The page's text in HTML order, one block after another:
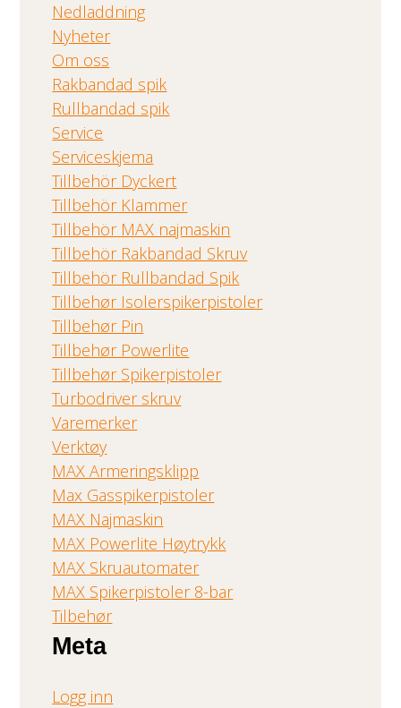
Nedladdning
Nyheter
Om oss
Rakbandad spik
Rullbandad spik
Service
Serviceskjema
Tillbehör Dyckert
Tillbehör Klammer
Tillbehör MAX najmaskin
Tillbehör Rakbandad Skruv
Tillbehör Rullbandad Spik
Tillbehør Isolerspikerpistoler
Tillbehør Pin
Tillbehør Powerlite
Tillbehør Spikerpistoler
Turbodriver skruv
Varemerker
Verktøy
MAX Armeringsklipp
Max Gasspikerpistoler
MAX Najmaskin
MAX Powerlite Høytrykk
MAX Skruautomater
MAX Spikerpistoler 8-bar
Tilbehør
Meta
Logg inn